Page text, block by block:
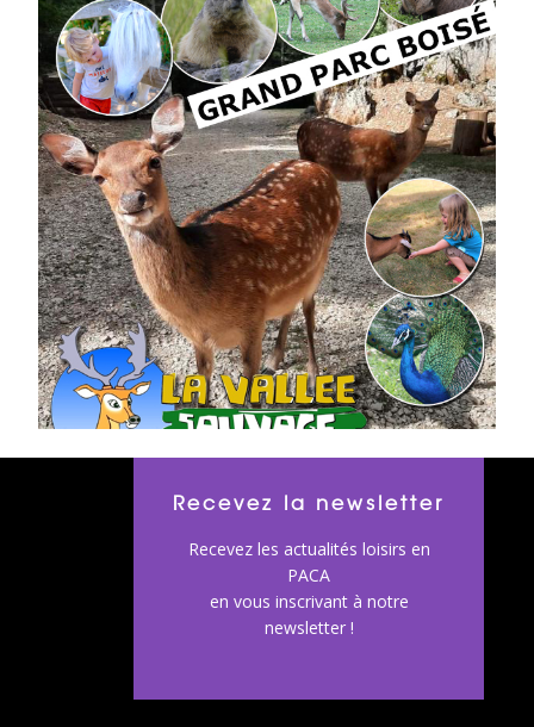
Recevez la newsletter
Recevez les actualités loisirs en
PACA
en vous inscrivant à notre
newsletter !